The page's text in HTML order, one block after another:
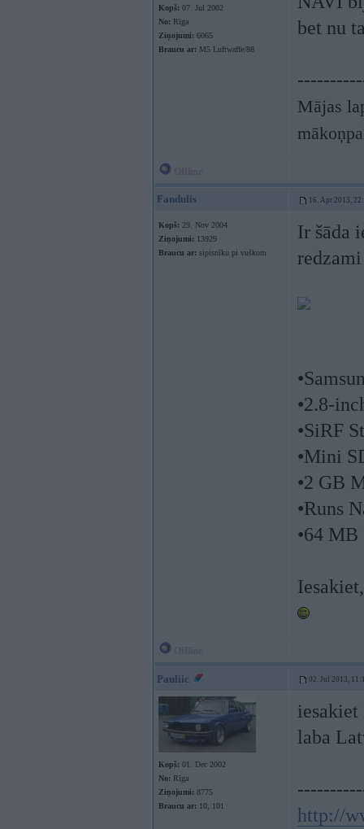
Kopš: 07. Jul 2002
No: Rīga
Ziņojumi: 6065
Braucu ar: M5 Luftwaffe/88
bet nu
Mājas
Fandulis 16. Apr 2013,
Kopš: 29. Nov 2004
Ziņojumi: 13929
Braucu ar: sipisnīku pi vuškom
Ir šāda
•2.8-
•SiRF
•Mini
•2 GB
•Runs
•64
Pauliic 02. Jul 2013,
Kopš: 01. Dec 2002
No: Rīga
Ziņojumi: 8775
Braucu ar: 10, 101
laba
http://